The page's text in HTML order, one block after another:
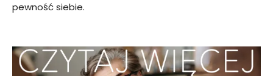
pewność siebie.